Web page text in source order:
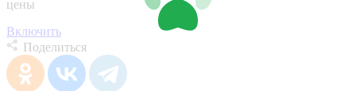
цены
Включить
Поделиться